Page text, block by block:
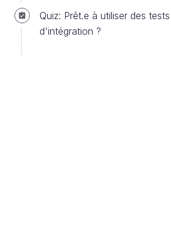
Quiz: Prêt.e à utiliser des tests
d'intégration ?